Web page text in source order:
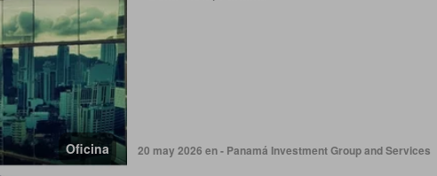
Oficina 20 may 2026 en - Panamá Investment Group and Services